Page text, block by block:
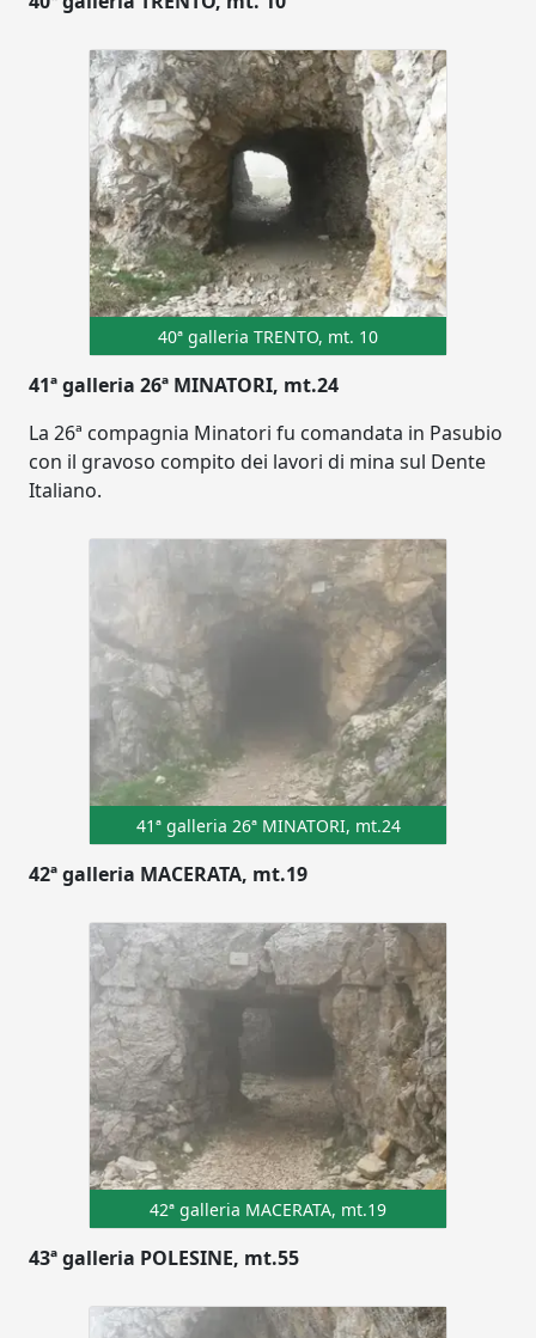
40ª galleria TRENTO, mt. 10
41ª galleria 26ª MINATORI, mt.24
La 26ª compagnia Minatori fu comandata in Pasubio
con il gravoso compito dei lavori di mina sul Dente
Italiano.
41ª galleria 26ª MINATORI, mt.24
42ª galleria MACERATA, mt.19
42ª galleria MACERATA, mt.19
43ª galleria POLESINE, mt.55